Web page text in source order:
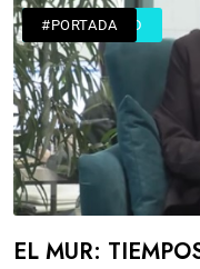
#ACTUALIDAD
#PORTADA
EL MUR: